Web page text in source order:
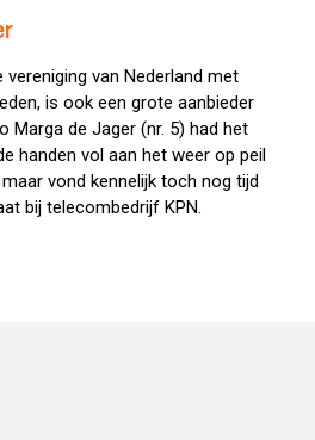
vereniging van Nederland met
is ook een grote aanbieder
Marga de Jager (nr. 5) had het
handen vol aan het weer op peil
vond kennelijk toch nog tijd
bij telecombedrijf KPN.